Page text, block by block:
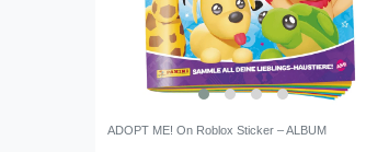
ADOPT ME! On Roblox Sticker – ALBUM